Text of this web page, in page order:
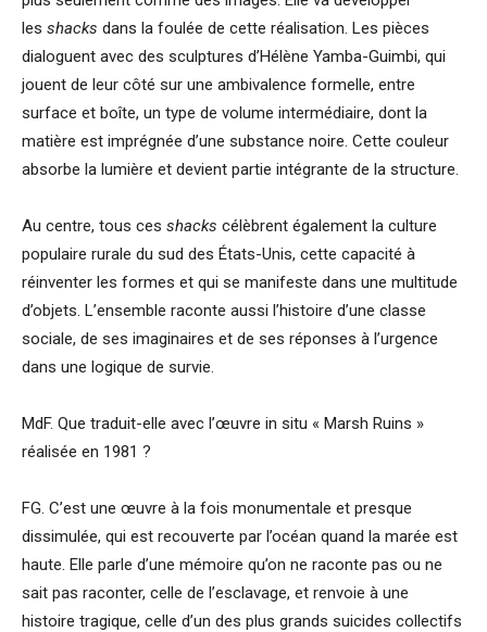
les shacks dans la foulée de cette réalisation. Les pièces
dialoguent avec des sculptures d’Hélène Yamba-Guimbi, qui
jouent de leur côté sur une ambivalence formelle, entre
surface et boîte, un type de volume intermédiaire, dont la
matière est imprégnée d’une substance noire. Cette couleur
absorbe la lumière et devient partie intégrante de la structure.
Au centre, tous ces shacks célèbrent également la culture
populaire rurale du sud des États-Unis, cette capacité à
réinventer les formes et qui se manifeste dans une multitude
d’objets. L’ensemble raconte aussi l’histoire d’une classe
sociale, de ses imaginaires et de ses réponses à l’urgence
dans une logique de survie.
MdF. Que traduit-elle avec l’œuvre in situ « Marsh Ruins »
réalisée en 1981 ?
FG. C’est une œuvre à la fois monumentale et presque
dissimulée, qui est recouverte par l’océan quand la marée est
haute. Elle parle d’une mémoire qu’on ne raconte pas ou ne
sait pas raconter, celle de l’esclavage, et renvoie à une
histoire tragique, celle d’un des plus grands suicides collectifs